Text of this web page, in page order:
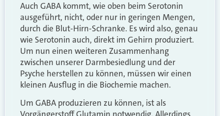
Auch GABA kommt, wie oben beim Serotonin
ausgeführt, nicht, oder nur in geringen Mengen,
durch die Blut-Hirn-Schranke. Es wird also, genau
wie Serotonin auch, direkt im Gehirn produziert.
Um nun einen weiteren Zusammenhang
zwischen unserer Darmbesiedlung und der
Psyche herstellen zu können, müssen wir einen
kleinen Ausflug in die Biochemie machen.
Um GABA produzieren zu können, ist als